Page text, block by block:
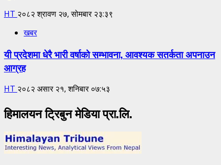
HT २०८२ श्रावण २७, सोमबार २३:३९
खबर
यी प्रदेशमा धेरै भारी वर्षाको सम्भावना, आवश्यक सतर्कता अपनाउन
आग्रह
HT २०८२ असार २१, शनिबार ०७:५३
हिमालयन ट्रिबुन मेडिया प्रा.लि.